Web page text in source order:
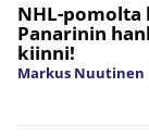
NHL-pomolta
Panarinin
kiinni!
Markus Nuutinen